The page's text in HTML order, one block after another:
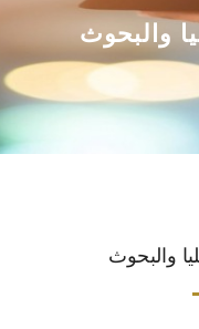
الامتحانات للدراسات العليا
والبحوث
والبحوث